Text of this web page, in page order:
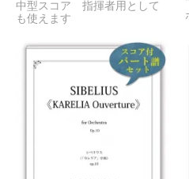
中型スコア 指揮者用として
も使えます